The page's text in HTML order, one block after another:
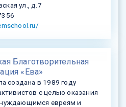
ул., д.7
Благотворительная
«Ева»
создана в 1989 году
с целью оказания
евреям и